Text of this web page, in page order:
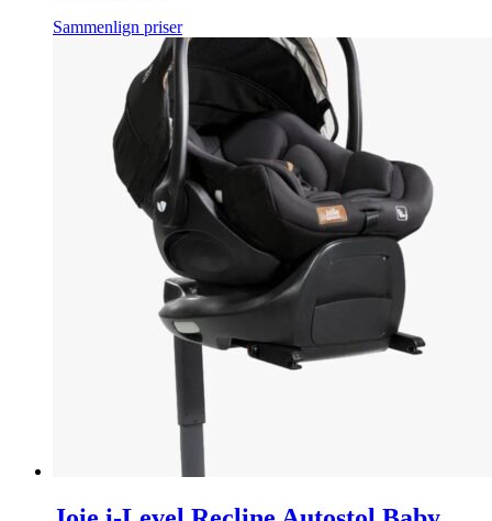
Sammenlign priser